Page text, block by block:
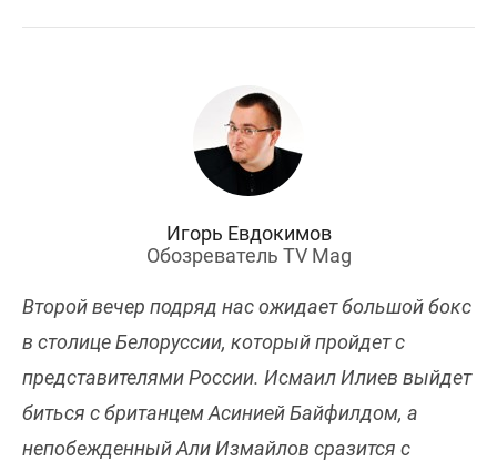
Игорь Евдокимов
Обозреватель TV Mag
Второй вечер подряд нас ожидает большой бокс
в столице Белоруссии, который пройдет с
представителями России. Исмаил Илиев выйдет
биться с британцем Асинией Байфилдом, а
непобежденный Али Измайлов сразится с